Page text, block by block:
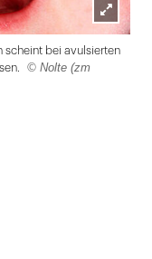
Lightbox
öffnen
scheint bei avulsierten
© Nolte (zm